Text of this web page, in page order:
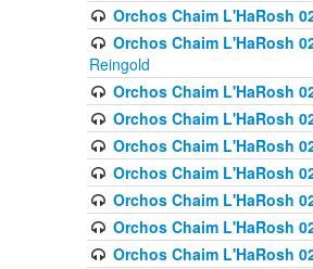
Orchos Chaim L'HaRosh
Orchos Chaim L'HaRosh
Reingold
Orchos Chaim L'HaRosh
Orchos Chaim L'HaRosh
Orchos Chaim L'HaRosh
Orchos Chaim L'HaRosh
Orchos Chaim L'HaRosh
Orchos Chaim L'HaRosh
Orchos Chaim L'HaRosh